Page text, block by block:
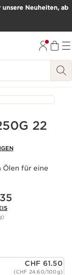
Neuheiten, ab
22
für eine
CHF 61.50
(CHF 24.60/100g)